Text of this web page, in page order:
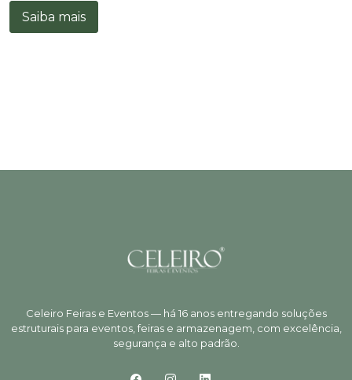
Saiba mais
Celeiro Feiras e Eventos — há 16 anos entregando soluções
estruturais para eventos, feiras e armazenagem, com excelência,
segurança e alto padrão.